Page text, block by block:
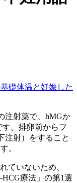
礎体温と妊娠した
注射薬で、hMGか
。排卵前からフ
注射）をすること
。
ていないため、
療法」の第1選